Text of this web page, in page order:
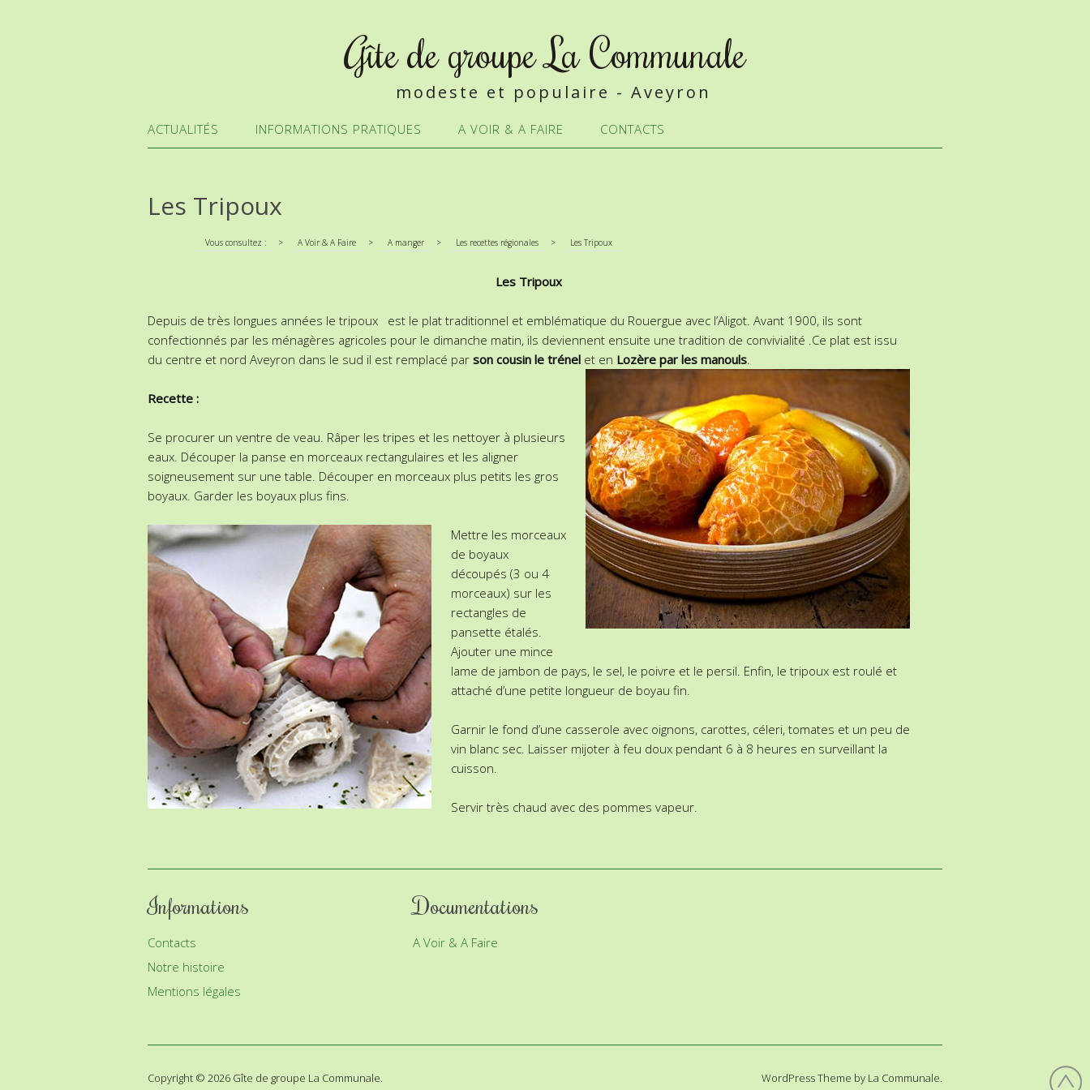
Gîte de groupe La Communale
modeste et populaire - Aveyron
ACTUALITÉS INFORMATIONS PRATIQUES A VOIR & A FAIRE CONTACTS
Les Tripoux
Vous consultez : > A Voir & A Faire > A manger > Les recettes régionales > Les Tripoux
Les Tripoux
Depuis de très longues années le tripoux est le plat traditionnel et emblématique du Rouergue avec l’Aligot. Avant 1900, ils sont
confectionnés par les ménagères agricoles pour le dimanche matin, ils deviennent ensuite une tradition de convivialité .Ce plat est issu
du centre et nord Aveyron dans le sud il est remplacé par son cousin le trénel et en Lozère par les manouls.
Recette :
Se procurer un ventre de veau. Râper les tripes et les nettoyer à plusieurs
eaux. Découper la panse en morceaux rectangulaires et les aligner
soigneusement sur une table. Découper en morceaux plus petits les gros
boyaux. Garder les boyaux plus fins.
Mettre les morceaux
de boyaux
découpés (3 ou 4
morceaux) sur les
rectangles de
pansette étalés.
Ajouter une mince
lame de jambon de pays, le sel, le poivre et le persil. Enfin, le tripoux est roulé et
attaché d’une petite longueur de boyau fin.
Garnir le fond d’une casserole avec oignons, carottes, céleri, tomates et un peu de
vin blanc sec. Laisser mijoter à feu doux pendant 6 à 8 heures en surveillant la
cuisson.
Servir très chaud avec des pommes vapeur.
Informations
Contacts
Notre histoire
Mentions légales
Documentations
A Voir & A Faire
Copyright © 2026 Gîte de groupe La Communale. WordPress Theme by La Communale.